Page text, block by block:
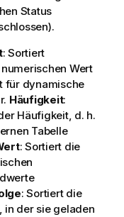
Status
: Sortiert
Wert
für dynamische
Häufigkeit:
Häufigkeit, d. h.
Tabelle
: Sortiert die
: Sortiert die
in der sie geladen